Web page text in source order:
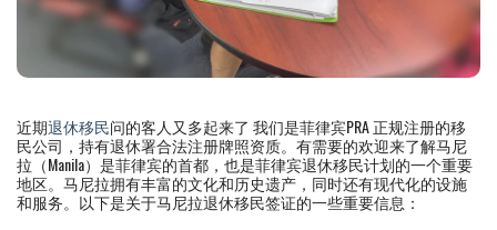
近期退休移民问的客人又多起来了 我们是菲律宾PRA 正规注册的移
民公司，持有退休署合法注册牌照资质。有需要的欢迎来了解马尼
拉（Manila）是菲律宾的首都，也是菲律宾退休移民计划的一个重要
地区。马尼拉拥有丰富的文化和历史遗产，同时还有现代化的设施
和服务。以下是关于马尼拉退休移民签证的一些重要信息：